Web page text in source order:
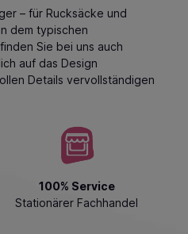
– für Rucksäcke und
dem typischen
finden Sie bei uns auch
auf das Design
Details vervollständigen
100% Service
Stationärer Fachhandel